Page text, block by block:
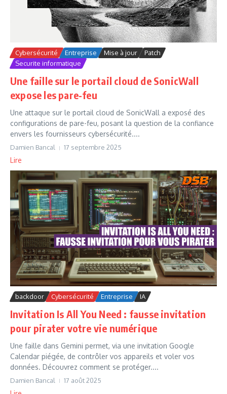
Cybersécurité Entreprise Mise à jour
Patch
Securite informatique
Une faille sur le portail cloud de SonicWall
expose les pare-feu
Une attaque sur le portail cloud de SonicWall a exposé des
configurations de pare-feu, posant la question de la confiance
envers les fournisseurs cybersécurité....
Damien Bancal 17 septembre 2025
Lire
backdoor Cybersécurité Entreprise IA
Invitation Is All You Need : fausse invitation
pour pirater votre vie numérique
Une faille dans Gemini permet, via une invitation Google
Calendar piégée, de contrôler vos appareils et voler vos
données. Découvrez comment se protéger....
Damien Bancal 17 août 2025